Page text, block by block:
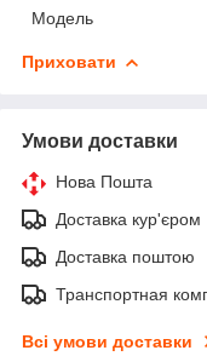
Модель
Приховати
Умови доставки
Нова Пошта
Доставка кур'єром
Доставка поштою
Транспортная
Всі умови доставки